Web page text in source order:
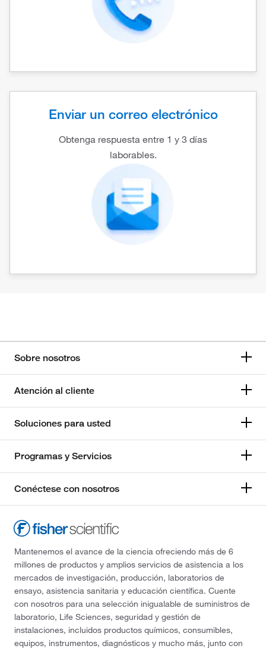
Enviar un correo electrónico
Obtenga respuesta entre 1 y 3 días
laborables.
Sobre nosotros
Atención al cliente
Soluciones para usted
Programas y Servicios
Conéctese con nosotros
Mantenemos el avance de la ciencia ofreciendo más de 6
millones de productos y amplios servicios de asistencia a los
mercados de investigación, producción, laboratorios de
ensayo, asistencia sanitaria y educación científica. Cuente
con nosotros para una selección inigualable de suministros de
laboratorio, Life Sciences, seguridad y gestión de
instalaciones, incluidos productos químicos, consumibles,
equipos, instrumentos, diagnósticos y mucho más, junto con